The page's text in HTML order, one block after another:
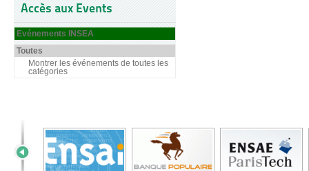
Accès aux Events
Evénements INSEA
Toutes
Montrer les événements de toutes les
catégories